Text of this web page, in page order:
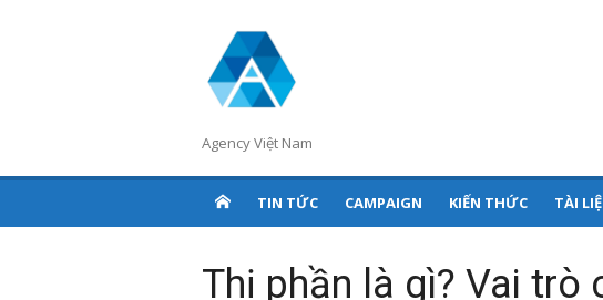
Agency Việt Nam
TIN TỨC CAMPAIGN KIẾN THỨC TÀI
Thị phần là gì? Vai trò